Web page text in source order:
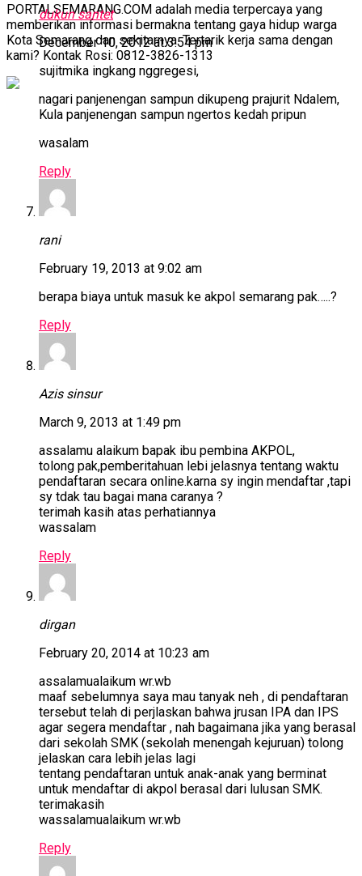
PORTALSEMARANG.COM adalah media terpercaya yang
memberikan informasi bermakna tentang gaya hidup warga
Kota Semarang dan sekitarnya. Tertarik kerja sama dengan
kami? Kontak Rosi: 0812-3826-1313
dukun santet
December 10, 2012 at 3:54 pm
sujitmika ingkang nggregesi,
nagari panjenengan sampun dikupeng prajurit Ndalem,
Kula panjenengan sampun ngertos kedah pripun
wasalam
Reply
rani
February 19, 2013 at 9:02 am
berapa biaya untuk masuk ke akpol semarang pak…..?
Reply
Azis sinsur
March 9, 2013 at 1:49 pm
assalamu alaikum bapak ibu pembina AKPOL,
tolong pak,pemberitahuan lebi jelasnya tentang waktu
pendaftaran secara online.karna sy ingin mendaftar ,tapi
sy tdak tau bagai mana caranya ?
terimah kasih atas perhatiannya
wassalam
Reply
dirgan
February 20, 2014 at 10:23 am
assalamualaikum wr.wb
maaf sebelumnya saya mau tanyak neh , di pendaftaran
tersebut telah di perjlaskan bahwa jrusan IPA dan IPS
agar segera mendaftar , nah bagaimana jika yang berasal
dari sekolah SMK (sekolah menengah kejuruan) tolong
jelaskan cara lebih jelas lagi
tentang pendaftaran untuk anak-anak yang berminat
untuk mendaftar di akpol berasal dari lulusan SMK.
terimakasih
wassalamualaikum wr.wb
Reply